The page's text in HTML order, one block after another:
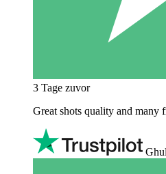
3 Tage zuvor
Great shots quality and many